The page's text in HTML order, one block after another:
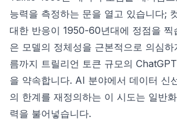
능력을 측정하는 문을 열고 있습니다;
대한 반응이 1950-60년대에 정점을 찍
은 모델의 정체성을 근본적으로 의심
름까지 트릴리언 토큰 규모의
을 약속합니다. AI 분야에서 데이터 신
의 한계를 재정의하는 이 시도는 일반
력을 불어넣습니다.